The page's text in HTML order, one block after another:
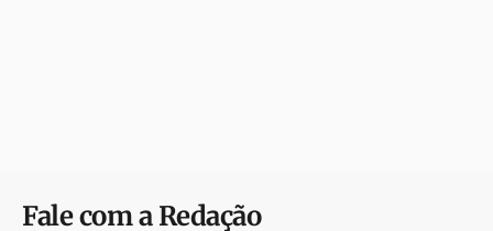
Fale com a Redação